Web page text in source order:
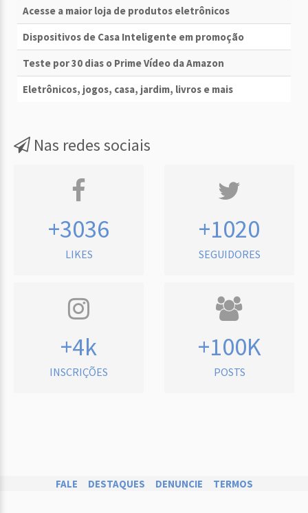
Acesse a maior loja de produtos eletrônicos
Dispositivos de Casa Inteligente em promoção
Teste por 30 dias o Prime Vídeo da Amazon
Eletrônicos, jogos, casa, jardim, livros e mais
Nas redes sociais
+3036
LIKES
+1020
SEGUIDORES
+4k
INSCRIÇÕES
+100K
POSTS
FALE DESTAQUES DENUNCIE TERMOS